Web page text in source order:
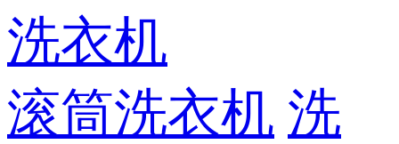
洗衣机
滚筒洗衣机 洗